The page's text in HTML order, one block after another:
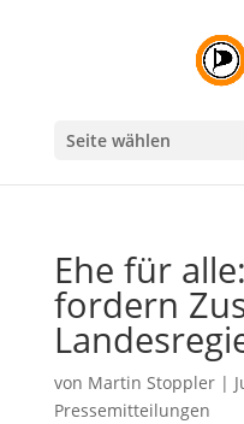
Seite wählen
Ehe für
fordern
von Martin Stoppler|
Pressemitteilungen